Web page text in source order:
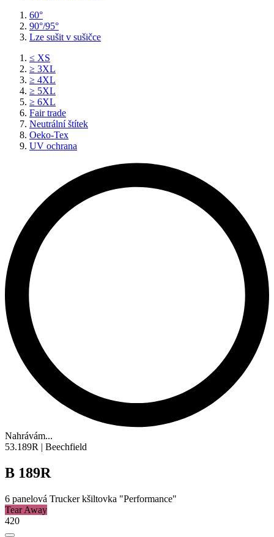
60°
90°/95°
Lze sušit v sušičce
≤ XS
≥ 3XL
≥ 4XL
≥ 5XL
≥ 6XL
Fair trade
Neutrální štítek
Oeko-Tex
UV ochrana
Nahrávám...
53.189R | Beechfield
B 189R
6 panelová Trucker kšiltovka "Performance"
Tear Away
420